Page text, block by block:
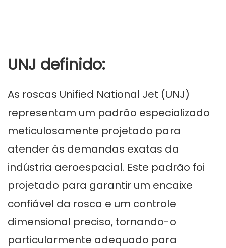
UNJ definido:
As roscas Unified National Jet (UNJ)
representam um padrão especializado
meticulosamente projetado para
atender às demandas exatas da
indústria aeroespacial. Este padrão foi
projetado para garantir um encaixe
confiável da rosca e um controle
dimensional preciso, tornando-o
particularmente adequado para